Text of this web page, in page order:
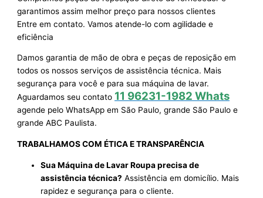
garantimos assim melhor preço para nossos clientes
Entre em contato. Vamos atende-lo com agilidade e
eficiência
Damos garantia de mão de obra e peças de reposição em
todos os nossos serviços de assistência técnica. Mais
segurança para você e para sua máquina de lavar.
Aguardamos seu contato 11 96231-1982 Whats
agende pelo WhatsApp em São Paulo, grande São Paulo e
grande ABC Paulista.
TRABALHAMOS COM ÉTICA E TRANSPARÊNCIA
Sua Máquina de Lavar Roupa precisa de
assistência técnica? Assistência em domicílio. Mais
rapidez e segurança para o cliente.